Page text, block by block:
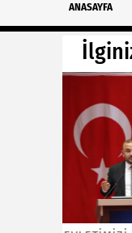
ANASAYFA